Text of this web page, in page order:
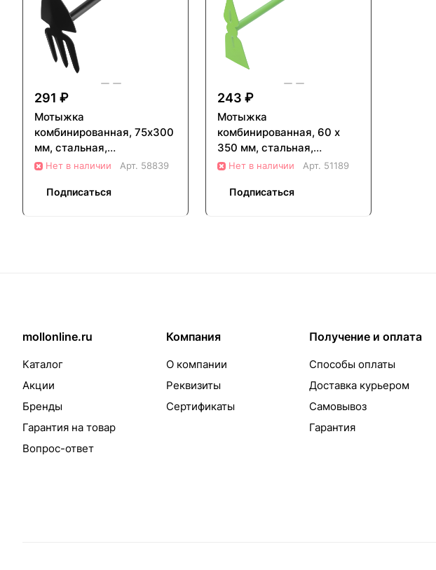
291 ₽
Мотыжка
комбинированная, 75х300
мм, стальная,
обрезиненная
LSR1, Palisad (62062)
Нет в наличии Арт. 58839
Подписаться
243 ₽
Мотыжка
комбинированная, 60 х
350 мм, стальная,
деревянная рукоятка,
Нет в наличии Арт. 51189
Подписаться
mollonline.ru
Каталог
Акции
Бренды
Гарантия на товар
Вопрос-ответ
Компания
О компании
Реквизиты
Сертификаты
Получение и оплата
Способы оплаты
Доставка курьером
Самовывоз
Гарантия